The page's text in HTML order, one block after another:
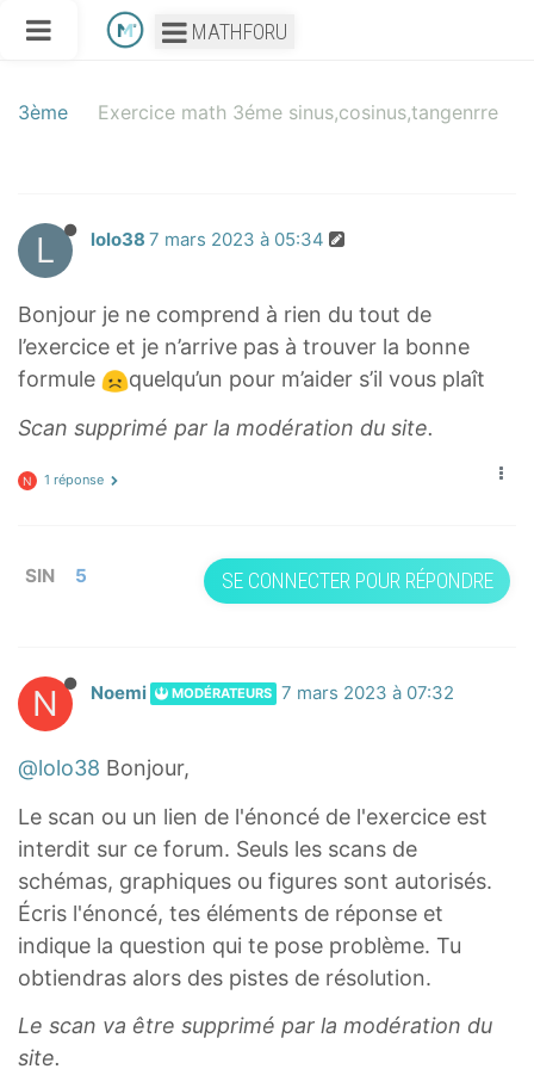
MATHFORU
3ème Exercice math 3éme sinus,cosinus,tangenrre
L lolo38 7 mars 2023 à 05:34
Bonjour je ne comprend à rien du tout de
l’exercice et je n’arrive pas à trouver la bonne
formule
quelqu’un pour m’aider s’il vous plaît
Scan supprimé par la modération du site.
N 1 réponse
SIN 5 SE CONNECTER POUR RÉPONDRE
N Noemi MODÉRATEURS 7 mars 2023 à 07:32
@lolo38 Bonjour,
Le scan ou un lien de l'énoncé de l'exercice est
interdit sur ce forum. Seuls les scans de
schémas, graphiques ou figures sont autorisés.
Écris l'énoncé, tes éléments de réponse et
indique la question qui te pose problème. Tu
obtiendras alors des pistes de résolution.
Le scan va être supprimé par la modération du
site.